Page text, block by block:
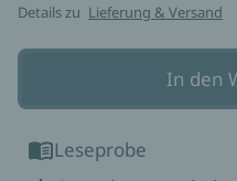
Details zu Lieferung & Versand
In den
Leseprobe